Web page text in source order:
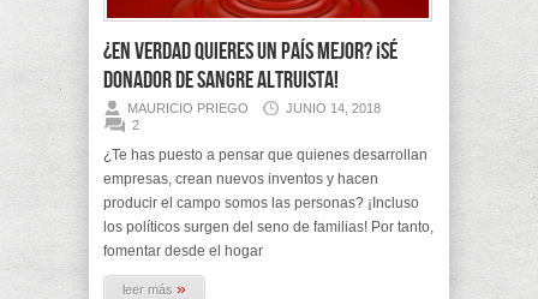
¿En verdad quieres un país mejor? ¡Sé
donador de sangre altruista!
MAURICIO PRIEGO
JUNIO 14, 2018
2
¿Te has puesto a pensar que quienes desarrollan
empresas, crean nuevos inventos y hacen
producir el campo somos las personas? ¡Incluso
los políticos surgen del seno de familias! Por tanto,
fomentar desde el hogar
leer más »